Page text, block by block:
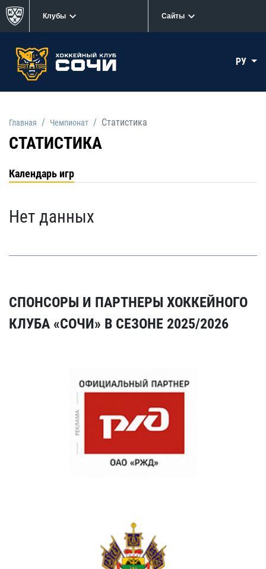
Клубы Сайты
РУ
Главная Чемпионат Статистика
СТАТИСТИКА
Календарь игр
Нет данных
СПОНСОРЫ И ПАРТНЕРЫ ХОККЕЙНОГО
КЛУБА «СОЧИ» В СЕЗОНЕ 2025/2026